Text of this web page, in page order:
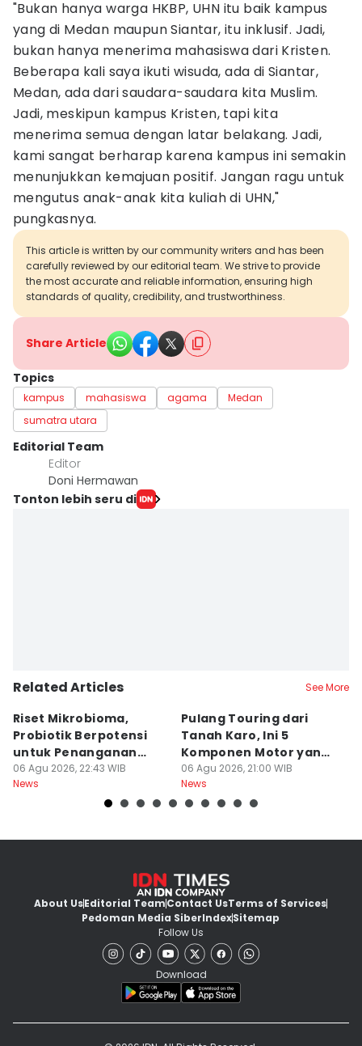
"Bukan hanya warga HKBP, UHN itu baik kampus
yang di Medan maupun Siantar, itu inklusif. Jadi,
bukan hanya menerima mahasiswa dari Kristen.
Beberapa kali saya ikuti wisuda, ada di Siantar,
Medan, ada dari saudara-saudara kita Muslim.
Jadi, meskipun kampus Kristen, tapi kita
menerima semua dengan latar belakang. Jadi,
kami sangat berharap karena kampus ini semakin
menunjukkan kemajuan positif. Jangan ragu untuk
mengutus anak-anak kita kuliah di UHN,"
pungkasnya.
This article is written by our community writers and has been
carefully reviewed by our editorial team. We strive to provide
the most accurate and reliable information, ensuring high
standards of quality, credibility, and trustworthiness.
Share Article
Topics
kampus mahasiswa agama
Medan
sumatra utara
Editorial Team
Editor
Doni Hermawan
Tonton lebih seru di
Related Articles See More
Riset Mikrobioma,
Probiotik Berpotensi
untuk Penanganan
Jerawat
06 Agu 2026, 22:43 WIB
News
Pulang Touring dari
Tanah Karo, Ini 5
Komponen Motor yang
Wajib Dicek
06 Agu 2026, 21:00 WIB
News
About UsEditorial TeamContact UsTerms of Services
Pedoman Media SiberIndexSitemap
Follow Us
Download